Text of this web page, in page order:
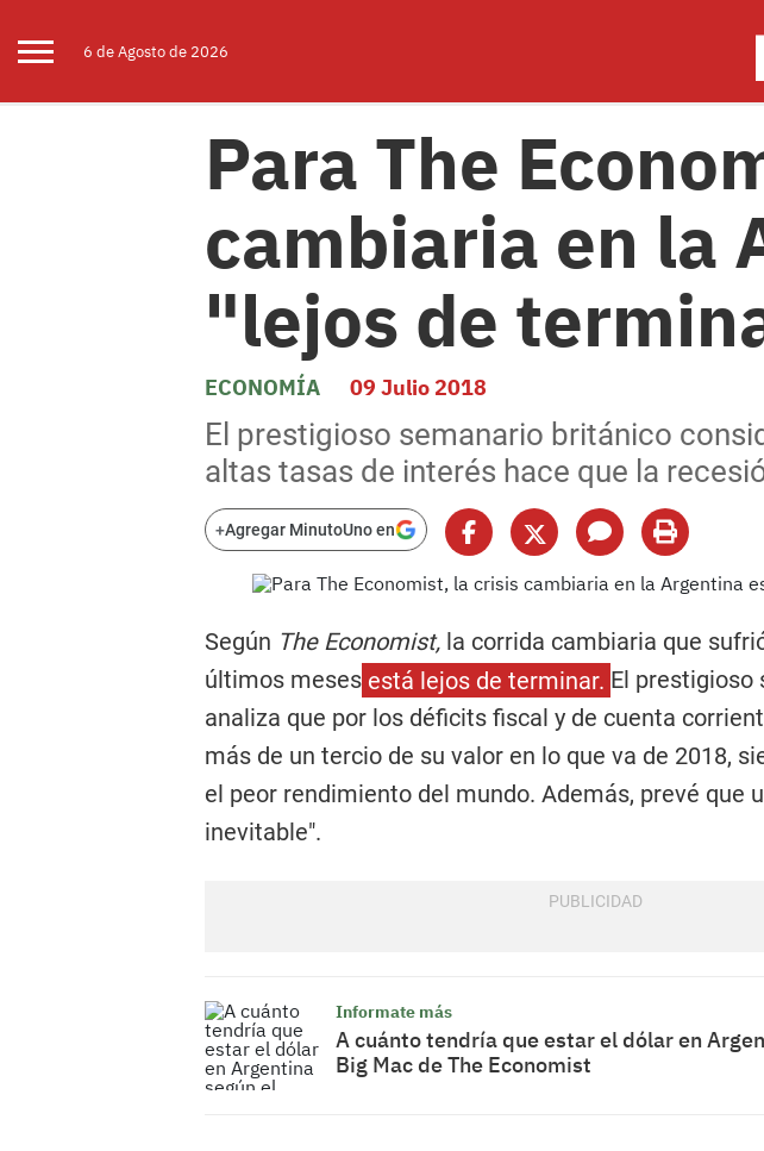
6 deAgostode 2026
Para The
cambiaria en la
"lejos de
ECONOMÍA 09 Julio 2018
El prestigioso semanario británico
altas tasas de interés hace que la
+Agregar MinutoUno en
Según The Economist, la corrida cambiaria que
últimos meses está lejos de terminar. El prestigioso
analiza que por los déficits fiscal y de cuenta
más de un tercio de su valor en lo que va de 2018,
el peor rendimiento del mundo. Además, prevé que
inevitable".
Informate más
A cuánto tendría que estar el dólar en
Big Mac de The Economist